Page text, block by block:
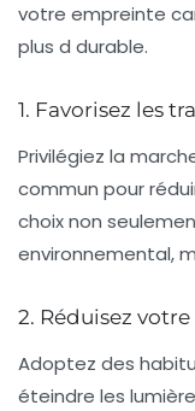
votre empreinte
plus d durable.
1. Favorisez les
Privilégiez la
commun pour
choix non
environnemental,
2. Réduisez
Adoptez des
éteindre les